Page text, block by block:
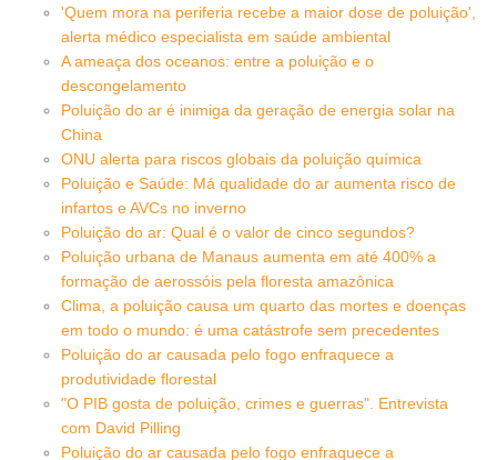
'Quem mora na periferia recebe a maior dose de poluição',
alerta médico especialista em saúde ambiental
A ameaça dos oceanos: entre a poluição e o
descongelamento
Poluição do ar é inimiga da geração de energia solar na
China
ONU alerta para riscos globais da poluição química
Poluição e Saúde: Má qualidade do ar aumenta risco de
infartos e AVCs no inverno
Poluição do ar: Qual é o valor de cinco segundos?
Poluição urbana de Manaus aumenta em até 400% a
formação de aerossóis pela floresta amazônica
Clima, a poluição causa um quarto das mortes e doenças
em todo o mundo: é uma catástrofe sem precedentes
Poluição do ar causada pelo fogo enfraquece a
produtividade florestal
"O PIB gosta de poluição, crimes e guerras". Entrevista
com David Pilling
Poluição do ar causada pelo fogo enfraquece a